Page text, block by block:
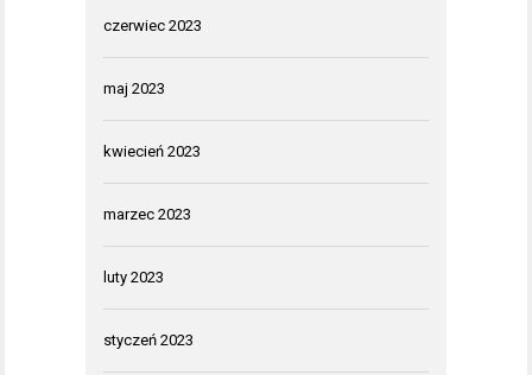
czerwiec 2023
maj 2023
kwiecień 2023
marzec 2023
luty 2023
styczeń 2023